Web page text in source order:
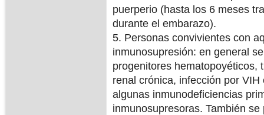
puerperio (hasta los 6 meses
durante el embarazo).
5. Personas convivientes con
inmunosupresión: en general
progenitores hematopoyéticos,
renal crónica, infección por
algunas inmunodeficiencias
inmunosupresoras. También